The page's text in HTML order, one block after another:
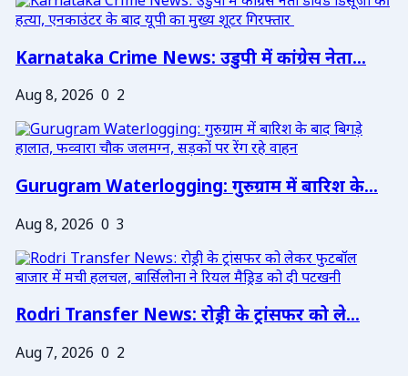
Karnataka Crime News: उडुपी में कांग्रेस नेता...
Aug 8, 2026 0 2
Gurugram Waterlogging: गुरुग्राम में बारिश के...
Aug 8, 2026 0 3
Rodri Transfer News: रोड्री के ट्रांसफर को ले...
Aug 7, 2026 0 2